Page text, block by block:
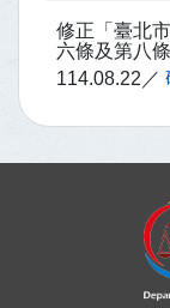
修正「臺北
六條及第八條
114.08.22